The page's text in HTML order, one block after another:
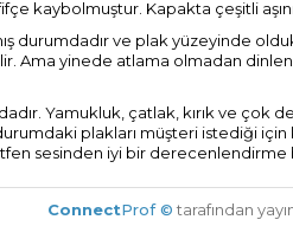
kaybolmuştur. Kapakta çeşitli
durumdadır ve plak yüzeyinde
Ama yinede atlama olmadan
Yamukluk, çatlak, kırık ve çok
plakları müşteri istediği için
sesinden iyi bir derecenlendirme
ConnectProf © tarafından